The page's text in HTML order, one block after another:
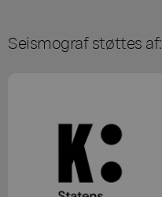
Seismograf støttes af: